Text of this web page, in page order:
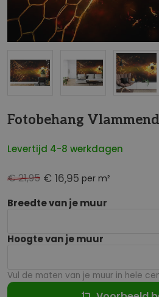
Fotobehang
Levertijd 4-8 werkdagen
€ 16,95 per m²
€ 21,95
Breedte van je muur
Hoogte van je muur
Vul de maten van je muur in hele